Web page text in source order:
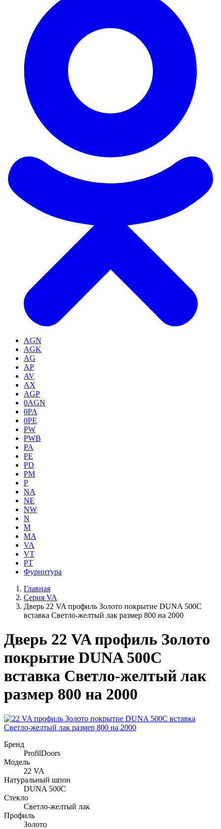
AGN
AGK
AG
AP
AV
AX
AGP
0AGN
0PA
0PE
PW
PWB
PA
PE
PD
PM
P
NA
NE
NW
N
M
MA
VA
VT
PT
Фурнитура
Главная
Серия VA
Дверь 22 VA профиль Золото покрытие DUNA 500C
вставка Светло-желтый лак размер 800 на 2000
Дверь 22 VA профиль Золото
покрытие DUNA 500C
вставка Светло-желтый лак
размер 800 на 2000
Бренд
ProfilDoors
Модель
22 VA
Натуральный шпон
DUNA 500C
Стекло
Светло-желтый лак
Профиль
Золото